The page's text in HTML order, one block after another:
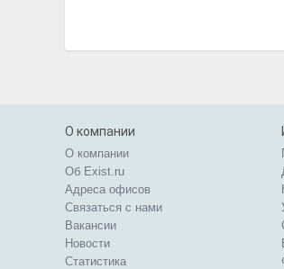
О компании
О компании
Об Exist.ru
Адреса офисов
Связаться с нами
Вакансии
Новости
Статистика